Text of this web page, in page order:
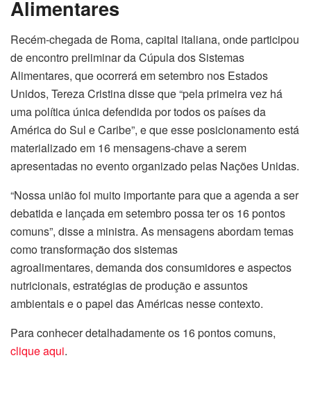
Alimentares
Recém-chegada de Roma, capital italiana, onde participou
de encontro preliminar da Cúpula dos Sistemas
Alimentares, que ocorrerá em setembro nos Estados
Unidos, Tereza Cristina disse que “pela primeira vez há
uma política única defendida por todos os países da
América do Sul e Caribe”, e que esse posicionamento está
materializado em 16 mensagens-chave a serem
apresentadas no evento organizado pelas Nações Unidas.
“Nossa união foi muito importante para que a agenda a ser
debatida e lançada em setembro possa ter os 16 pontos
comuns”, disse a ministra. As mensagens abordam temas
como transformação dos sistemas
agroalimentares, demanda dos consumidores e aspectos
nutricionais, estratégias de produção e assuntos
ambientais e o papel das Américas nesse contexto.
Para conhecer detalhadamente os 16 pontos comuns,
clique aqui.